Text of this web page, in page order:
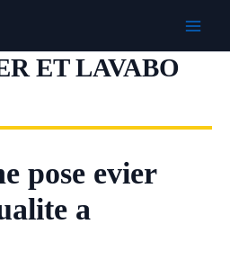
ET LAVABO
pose evier
a